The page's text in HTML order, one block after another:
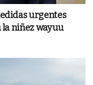
urgentes
niñez wayuu